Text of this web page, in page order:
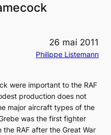
26 mai 2011
Philippe Listemann
were important to the RAF
production does not
major aircraft types of the
was the first fighter
RAF after the Great War